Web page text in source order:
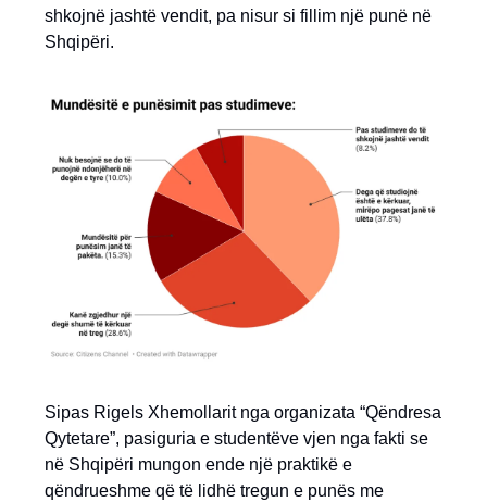
shkojnë jashtë vendit, pa nisur si fillim një punë në
Shqipëri.
Sipas Rigels Xhemollarit nga organizata “Qëndresa
Qytetare”, pasiguria e studentëve vjen nga fakti se
në Shqipëri mungon ende një praktikë e
qëndrueshme që të lidhë tregun e punës me